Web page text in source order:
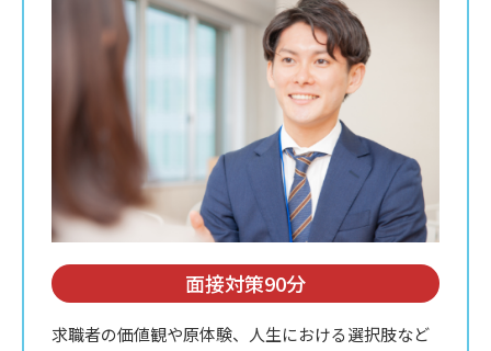
面接対策90分
求職者の価値観や原体験、人生における選択肢など